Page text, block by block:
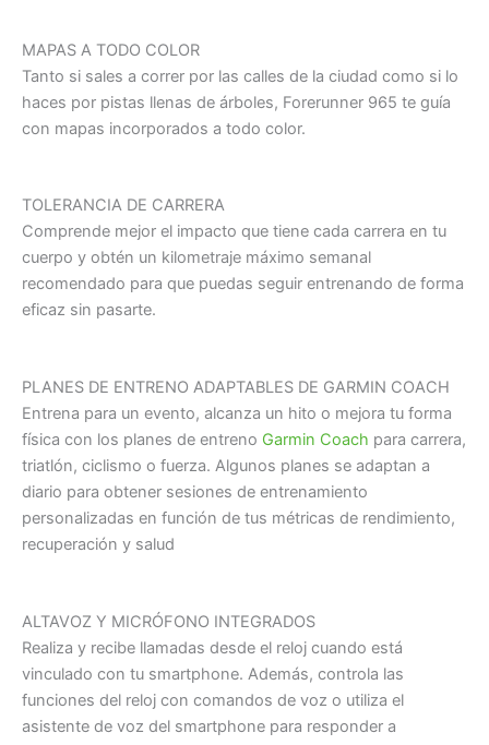
MAPAS A TODO COLOR
Tanto si sales a correr por las calles de la ciudad como si lo
haces por pistas llenas de árboles, Forerunner 965 te guía
con mapas incorporados a todo color.
TOLERANCIA DE CARRERA
Comprende mejor el impacto que tiene cada carrera en tu
cuerpo y obtén un kilometraje máximo semanal
recomendado para que puedas seguir entrenando de forma
eficaz sin pasarte.
PLANES DE ENTRENO ADAPTABLES DE GARMIN COACH
Entrena para un evento, alcanza un hito o mejora tu forma
física con los planes de entreno Garmin Coach para carrera,
triatlón, ciclismo o fuerza. Algunos planes se adaptan a
diario para obtener sesiones de entrenamiento
personalizadas en función de tus métricas de rendimiento,
recuperación y salud
ALTAVOZ Y MICRÓFONO INTEGRADOS
Realiza y recibe llamadas desde el reloj cuando está
vinculado con tu smartphone. Además, controla las
funciones del reloj con comandos de voz o utiliza el
asistente de voz del smartphone para responder a